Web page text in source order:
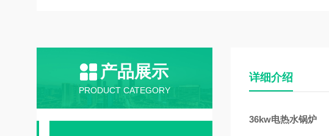
产品展示
PRODUCT CATEGORY
详细介绍
36kw电热水锅炉